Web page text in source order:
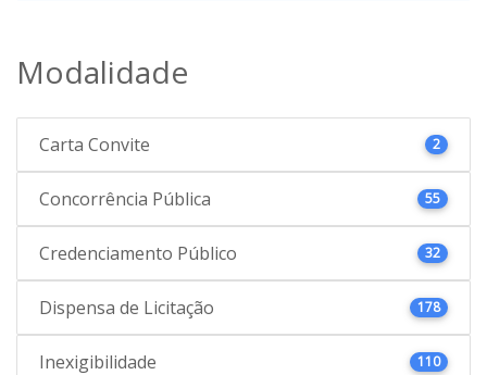
Modalidade
Carta Convite 2
Concorrência Pública 55
Credenciamento Público 32
Dispensa de Licitação 178
Inexigibilidade 110